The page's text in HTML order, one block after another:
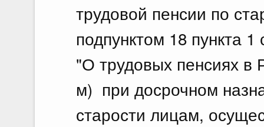
трудовой пенсии по
подпунктом 18 пункта
"О трудовых пенсиях в
м) при досрочном
старости лицам,